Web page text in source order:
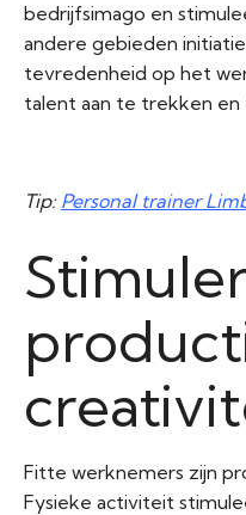
bedrijfsimago en
andere gebieden
tevredenheid op het
talent aan te trekken en
Tip: Personal trainer
Fitte werknemers zijn
Fysieke activiteit